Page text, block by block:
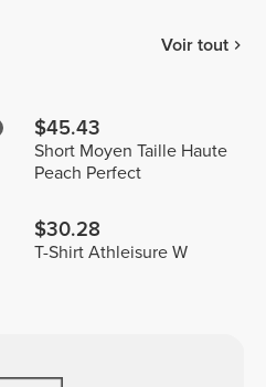
Voir tout
$45.43
Short Moyen Taille Haute
Peach Perfect
$30.28
T-Shirt Athleisure W